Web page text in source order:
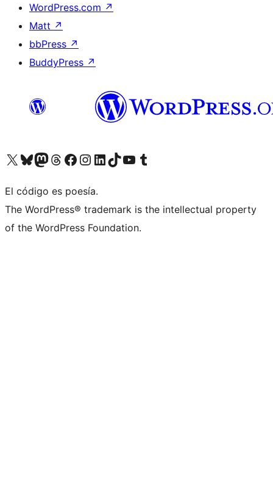
WordPress.com ↗
Matt ↗
bbPress ↗
BuddyPress ↗
Visita nuestra cuenta de X (anteriormente Twitter)
Visita nuestra cuenta de Bluesky
Visita nuestra cuenta de Mastodon
Visita nuestra cuenta de Threads
Visita nuestra página de Facebook
Visita nuestra cuenta de Instagram
Visita nuestra cuenta de LinkedIn
Visita nuestra cuenta de TikTok
Visita nuestro canal de YouTube
Visita nuestra cuenta de Tumblr
El código es poesía.
The WordPress® trademark is the intellectual property
of the WordPress Foundation.